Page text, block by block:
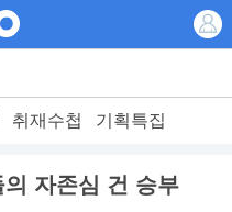
취재수첩 기획특집
자존심 건 승부